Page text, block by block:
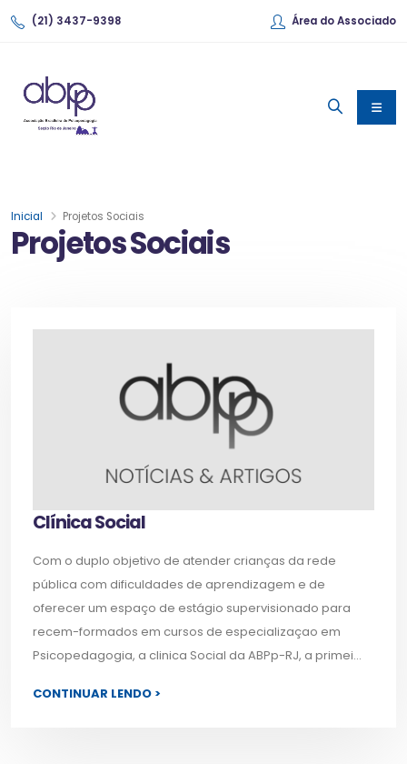
(21) 3437-9398 Área do Associado
Projetos Sociais
Inicial Projetos Sociais
Clínica Social
Com o duplo objetivo de atender crianças da rede
pública com dificuldades de aprendizagem e de
oferecer um espaço de estágio supervisionado para
recem-formados em cursos de especializaçao em
Psicopedagogia, a clinica Social da ABPp-RJ, a primei...
CONTINUAR LENDO >